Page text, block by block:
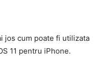
jos cum poate fi utilizata
11 pentru iPhone.